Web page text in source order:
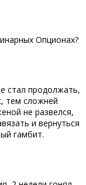
Опционах?
стал продолжать,
тем сложней
не развелся,
и вернуться
гамбит.